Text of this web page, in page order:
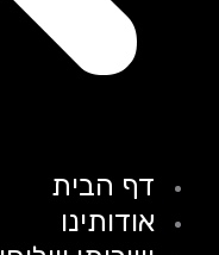
דף הבית
אודותינו